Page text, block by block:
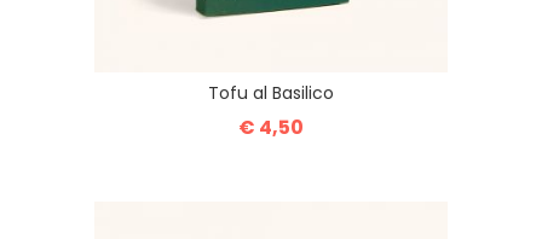
Tofu al Basilico
€ 4,50